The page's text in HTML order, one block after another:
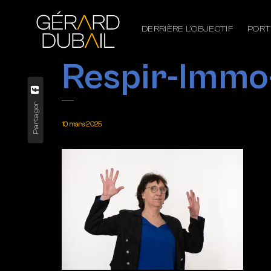
DERRIÈRE L’OBJECTIF
Respir-
Partager 10 mars 2025